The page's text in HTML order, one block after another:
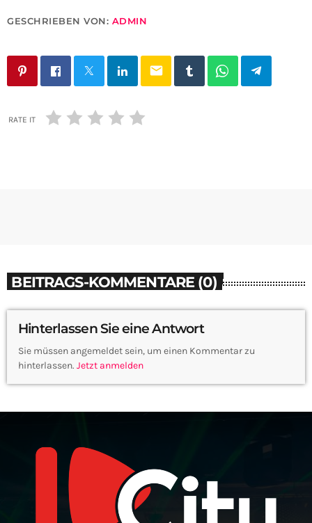
GESCHRIEBEN VON: ADMIN
email
RATE IT
BEITRAGS-KOMMENTARE (0)
Hinterlassen Sie eine Antwort
Sie müssen angemeldet sein, um einen Kommentar zu
hinterlassen. Jetzt anmelden